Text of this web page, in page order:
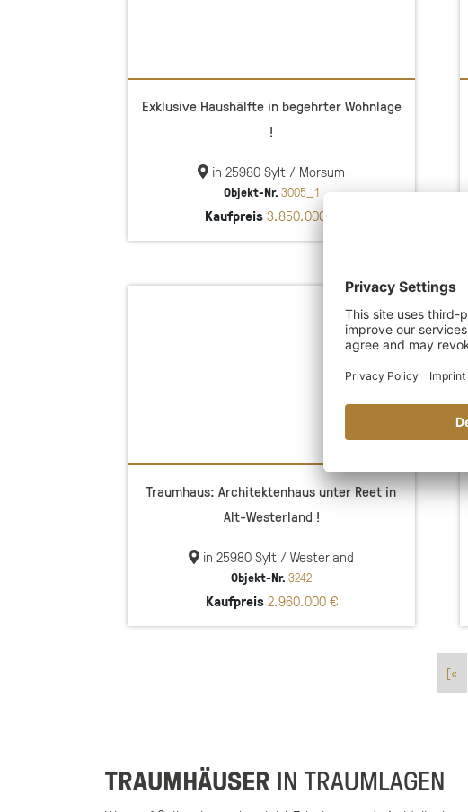
Exklusive Haushälfte in begehrter Wohnlage
!
in 25980 Sylt / Morsum
Objekt-Nr. 3005_1
Kaufpreis3.850.000 €
Traumhaus: Architektenhaus unter Reet in
Alt-Westerland !
in 25980 Sylt / Westerland
Objekt-Nr. 3242
Kaufpreis 2.960.000 €
[«
TRAUMHÄUSER IN TRAUMLAGEN